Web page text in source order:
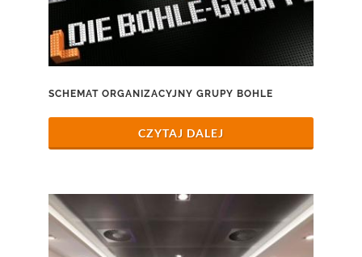
SCHEMAT ORGANIZACYJNY GRUPY BOHLE
CZYTAJ DALEJ